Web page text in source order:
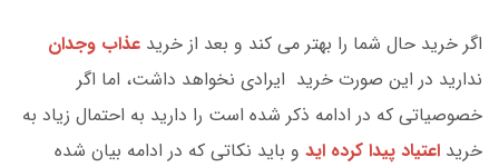
اگر خرید حال شما را بهتر می کند و بعد از خرید عذاب وجدان
ندارید در این صورت خرید ایرادی نخواهد داشت، اما اگر
خصوصیاتی که در ادامه ذکر شده است را دارید به احتمال زیاد به
خرید اعتیاد پیدا کرده اید و باید نکاتی که در ادامه بیان شده